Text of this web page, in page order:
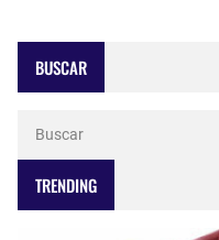
BUSCAR
TRENDING